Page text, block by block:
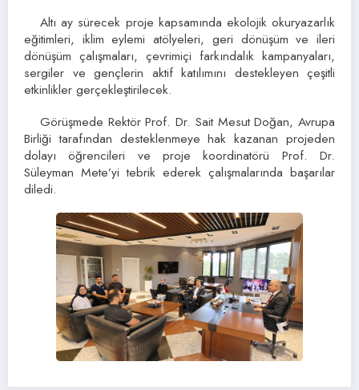
Altı ay sürecek proje kapsamında ekolojik okuryazarlık
eğitimleri, iklim eylemi atölyeleri, geri dönüşüm ve ileri
dönüşüm çalışmaları, çevrimiçi farkındalık kampanyaları,
sergiler ve gençlerin aktif katılımını destekleyen çeşitli
etkinlikler gerçekleştirilecek.
Görüşmede Rektör Prof. Dr. Sait Mesut Doğan, Avrupa
Birliği tarafından desteklenmeye hak kazanan projeden
dolayı öğrencileri ve proje koordinatörü Prof. Dr.
Süleyman Mete’yi tebrik ederek çalışmalarında başarılar
diledi.